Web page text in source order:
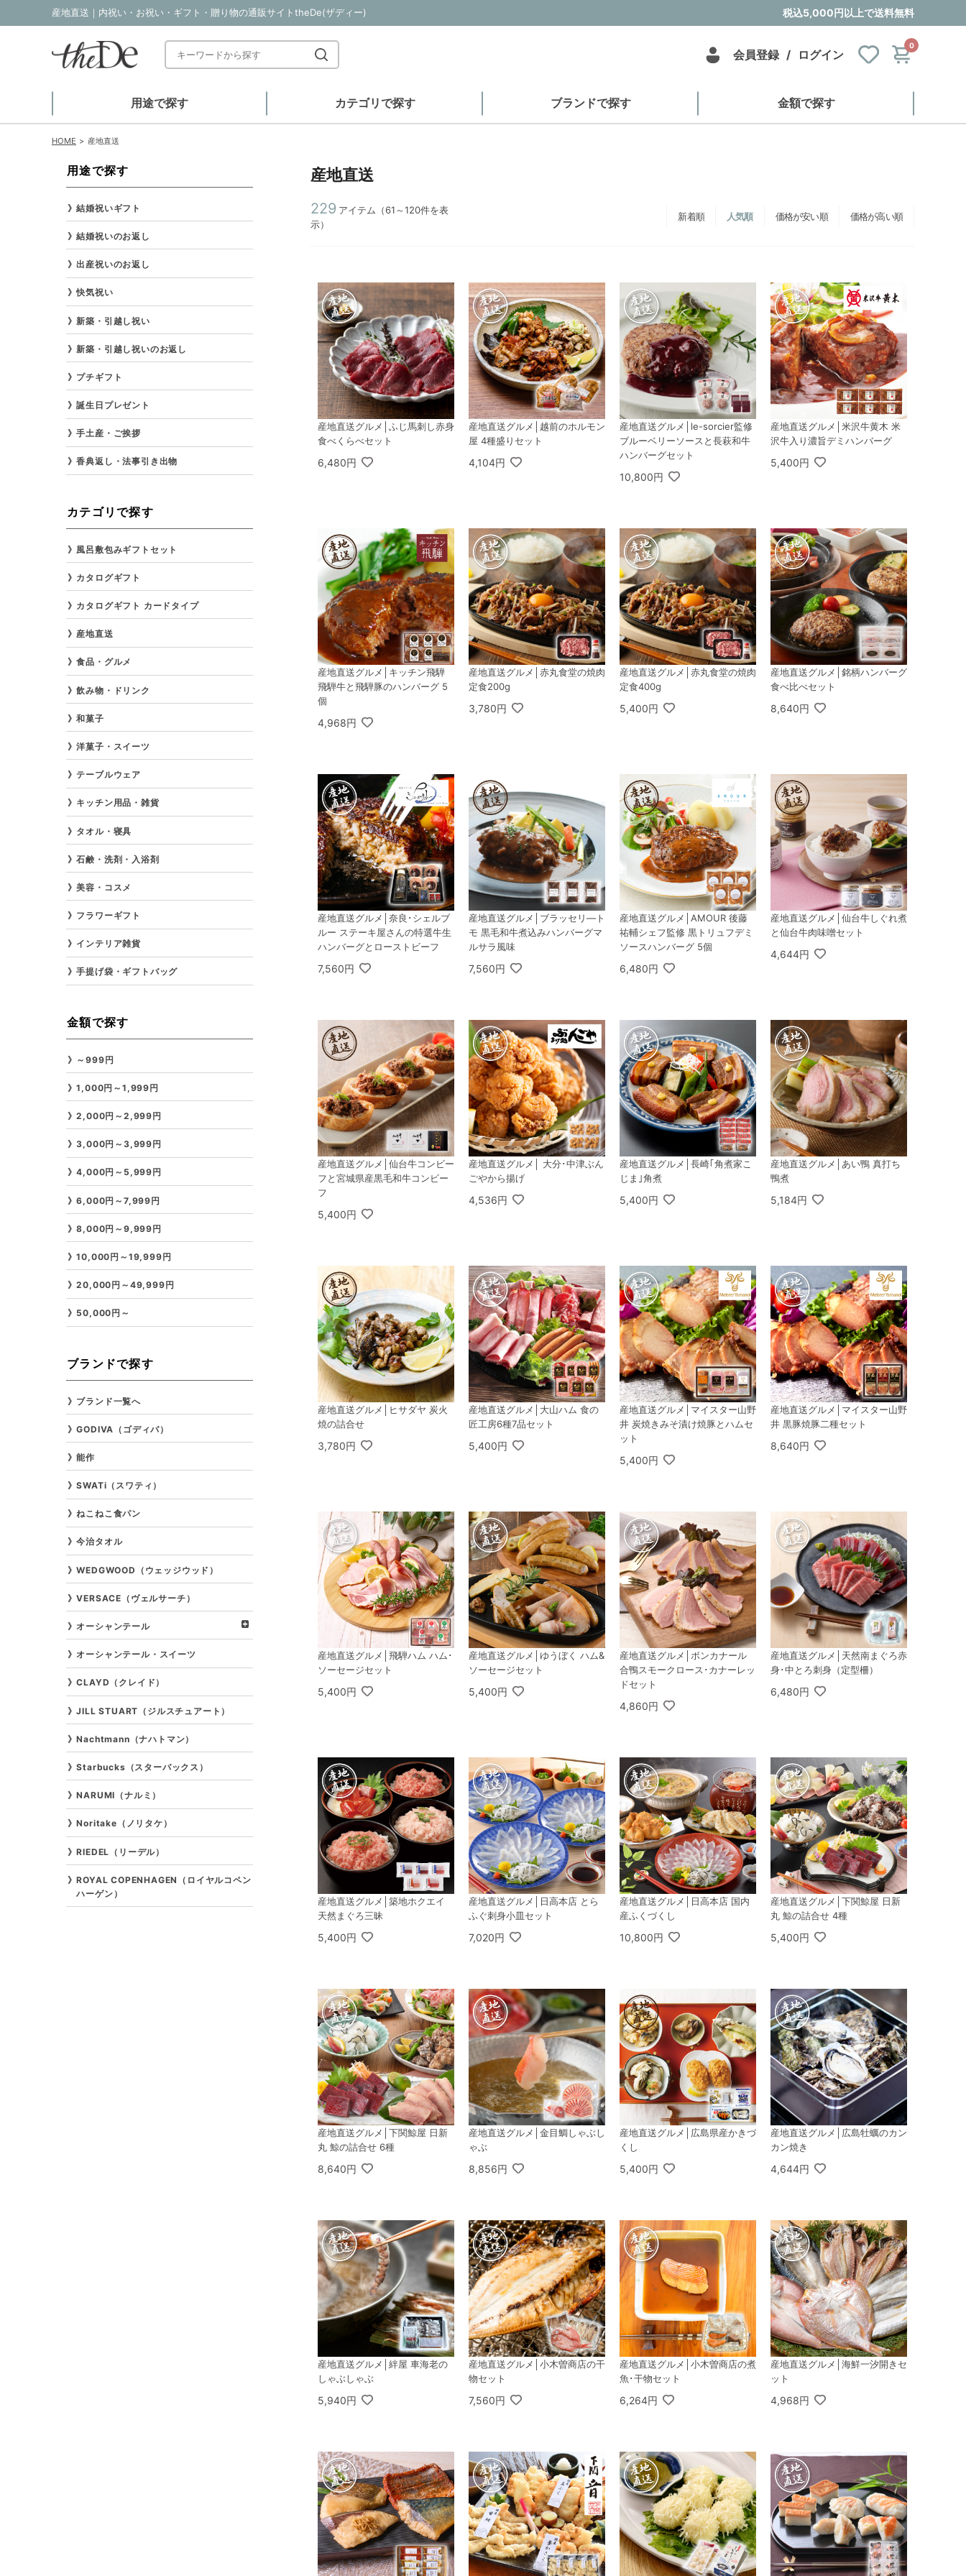
産地直送｜内祝い・お祝い・ギフト・贈り物の通販サイトtheDe(ザディー) 税込5,000円以上で送料無料
会員登録 / ログイン
0
用途で探す カテゴリで探す ブランドで探す 金額で探す
HOME 産地直送
産地直送
229 アイテム（61～120件を表
示）
新着順 人気順 価格が安い順 価格が高い順
産地直送グルメ│ふじ馬刺し赤身
食べくらべセット
6,480円
産地直送グルメ│越前のホルモン
屋 4種盛りセット
4,104円
産地直送グルメ│le-sorcier監修
ブルーベリーソースと長萩和牛
ハンバーグセット
10,800円
産地直送グルメ│米沢牛黄木 米
沢牛入り濃旨デミハンバーグ
5,400円
産地直送グルメ│キッチン飛騨
飛騨牛と飛騨豚のハンバーグ 5
個
4,968円
産地直送グルメ│赤丸食堂の焼肉
定食200g
3,780円
産地直送グルメ│赤丸食堂の焼肉
定食400g
5,400円
産地直送グルメ│銘柄ハンバーグ
食べ比べセット
8,640円
産地直送グルメ│奈良･シェルブ
ルー ステーキ屋さんの特選牛生
ハンバーグとローストビーフ
7,560円
産地直送グルメ│ブラッセリ―ト
モ 黒毛和牛煮込みハンバーグマ
ルサラ風味
7,560円
産地直送グルメ│AMOUR 後藤
祐輔シェフ監修 黒トリュフデミ
ソースハンバーグ 5個
6,480円
産地直送グルメ│仙台牛しぐれ煮
と仙台牛肉味噌セット
4,644円
産地直送グルメ│仙台牛コンビー
フと宮城県産黒毛和牛コンビー
フ
5,400円
産地直送グルメ│ 大分･中津ぶん
ごやから揚げ
4,536円
産地直送グルメ│長崎｢角煮家こ
じま｣角煮
5,400円
産地直送グルメ│あい鴨 真打ち
鴨煮
5,184円
産地直送グルメ│ヒサダヤ 炭火
焼の詰合せ
3,780円
産地直送グルメ│大山ハム 食の
匠工房6種7品セット
5,400円
産地直送グルメ│マイスター山野
井 炭焼きみそ漬け焼豚とハムセ
ット
5,400円
産地直送グルメ│マイスター山野
井 黒豚焼豚二種セット
8,640円
産地直送グルメ│飛騨ハム ハム･
ソーセージセット
5,400円
産地直送グルメ│ゆうぼく ハム&
ソーセージセット
5,400円
産地直送グルメ│ボンカナール
合鴨スモークロース･カナーレッ
ドセット
4,860円
産地直送グルメ│天然南まぐろ赤
身･中とろ刺身（定型柵）
6,480円
産地直送グルメ│築地ホクエイ
天然まぐろ三昧
5,400円
産地直送グルメ│日高本店 とら
ふぐ刺身小皿セット
7,020円
産地直送グルメ│日高本店 国内
産ふくづくし
10,800円
産地直送グルメ│下関鯨屋 日新
丸 鯨の詰合せ 4種
5,400円
産地直送グルメ│下関鯨屋 日新
丸 鯨の詰合せ 6種
8,640円
産地直送グルメ│金目鯛しゃぶし
ゃぶ
8,856円
産地直送グルメ│広島県産かきづ
くし
5,400円
産地直送グルメ│広島牡蠣のカン
カン焼き
4,644円
産地直送グルメ│絆屋 車海老の
しゃぶしゃぶ
5,940円
産地直送グルメ│小木曽商店の干
物セット
7,560円
産地直送グルメ│小木曽商店の煮
魚･干物セット
6,264円
産地直送グルメ│海鮮一汐開きセ
ット
4,968円
用途で探す
結婚祝いギフト
結婚祝いのお返し
出産祝いのお返し
快気祝い
新築・引越し祝い
新築・引越し祝いのお返し
プチギフト
誕生日プレゼント
手土産・ご挨拶
香典返し・法事引き出物
カテゴリで探す
風呂敷包みギフトセット
カタログギフト
カタログギフト カードタイプ
産地直送
食品・グルメ
飲み物・ドリンク
和菓子
洋菓子・スイーツ
テーブルウェア
キッチン用品・雑貨
タオル・寝具
石鹸・洗剤・入浴剤
美容・コスメ
フラワーギフト
インテリア雑貨
手提げ袋・ギフトバッグ
金額で探す
～999円
1,000円～1,999円
2,000円～2,999円
3,000円～3,999円
4,000円～5,999円
6,000円～7,999円
8,000円～9,999円
10,000円～19,999円
20,000円～49,999円
50,000円～
ブランドで探す
ブランド一覧へ
GODIVA（ゴディバ）
能作
SWATi（スワティ）
ねこねこ食パン
今治タオル
WEDGWOOD（ウェッジウッド）
VERSACE（ヴェルサーチ）
オーシャンテール
オーシャンテール・スイーツ
CLAYD（クレイド）
JILL STUART（ジルスチュアート）
Nachtmann（ナハトマン）
Starbucks（スターバックス）
NARUMI（ナルミ）
Noritake（ノリタケ）
RIEDEL（リーデル）
ROYAL COPENHAGEN（ロイヤルコペン
ハーゲン）